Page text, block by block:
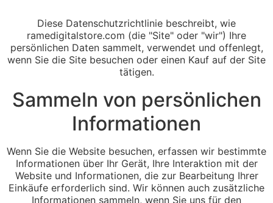
Diese Datenschutzrichtlinie beschreibt, wie
ramedigitalstore.com (die "Site" oder "wir") Ihre
persönlichen Daten sammelt, verwendet und offenlegt,
wenn Sie die Site besuchen oder einen Kauf auf der Site
tätigen.
Sammeln von persönlichen
Informationen
Wenn Sie die Website besuchen, erfassen wir bestimmte
Informationen über Ihr Gerät, Ihre Interaktion mit der
Website und Informationen, die zur Bearbeitung Ihrer
Einkäufe erforderlich sind. Wir können auch zusätzliche
Informationen sammeln, wenn Sie uns für den